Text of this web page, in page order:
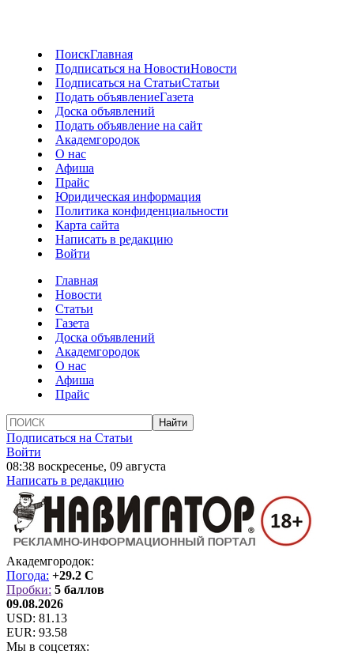
ПоискГлавная
Подписаться на НовостиНовости
Подписаться на СтатьиСтатьи
Подать объявлениеГазета
Доска объявлений
Подать объявление на сайт
Академгородок
О нас
Афиша
Прайс
Юридическая информация
Политика конфиденциальности
Карта сайта
Написать в редакцию
Войти
Главная
Новости
Статьи
Газета
Доска объявлений
Академгородок
О нас
Афиша
Прайс
Подписаться на Статьи
Войти
08:38 воскресенье, 09 августа
Написать в редакцию
Академгородок:
Погода: +29.2 C
Пробки: 5 баллов
09.08.2026
USD: 81.13
EUR: 93.58
Мы в соцсетях: